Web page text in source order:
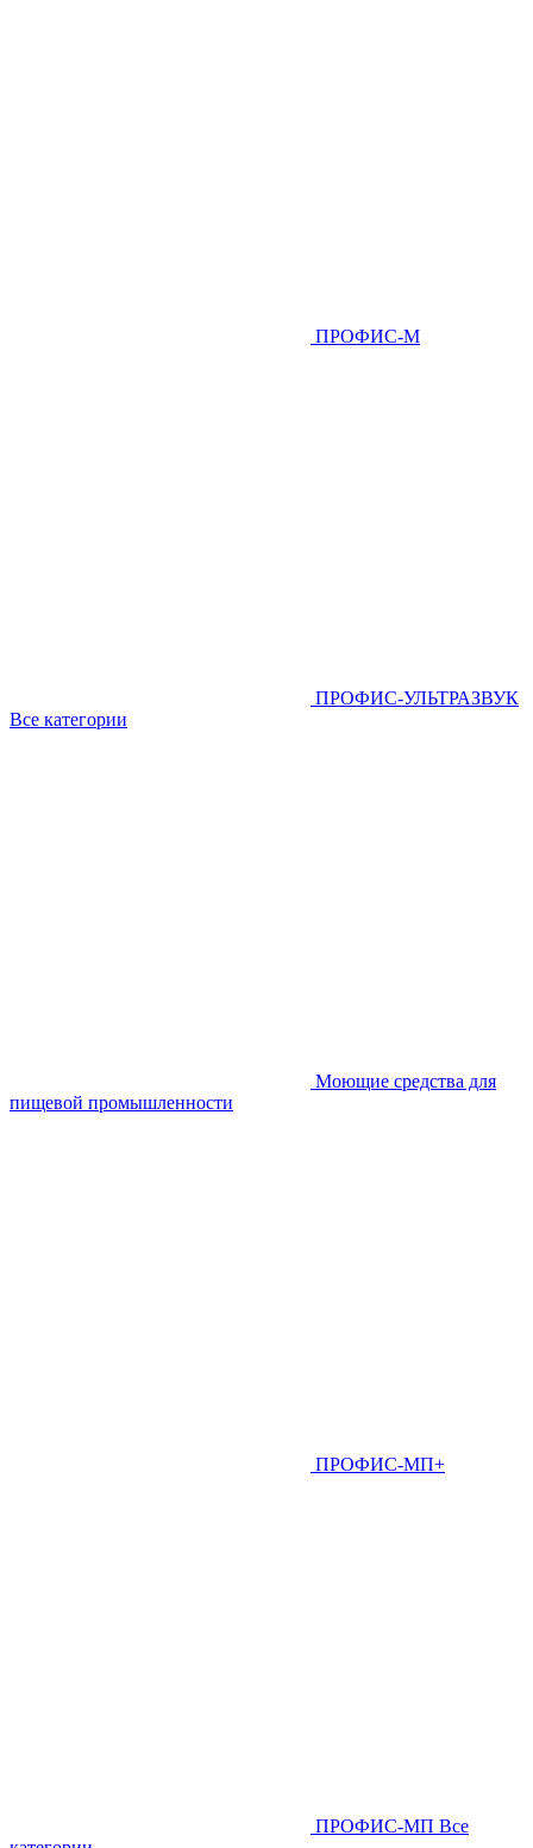
ПРОФИС-М
ПРОФИС-УЛЬТРАЗВУК
Все категории
Моющие средства для
пищевой промышленности
ПРОФИС-МП+
ПРОФИС-МП Все